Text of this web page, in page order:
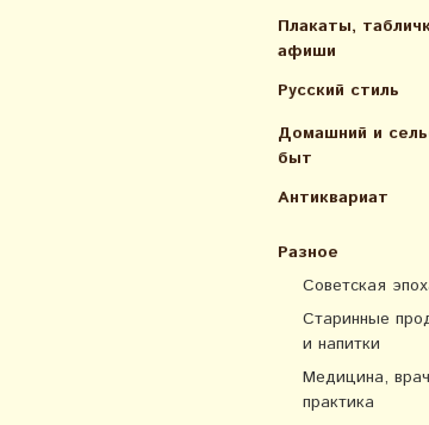
Плакаты,
афиши
Русский стиль
Домашний и
быт
Антиквариат
Разное
Советская
Старинные
и напитки
Медицина,
практика